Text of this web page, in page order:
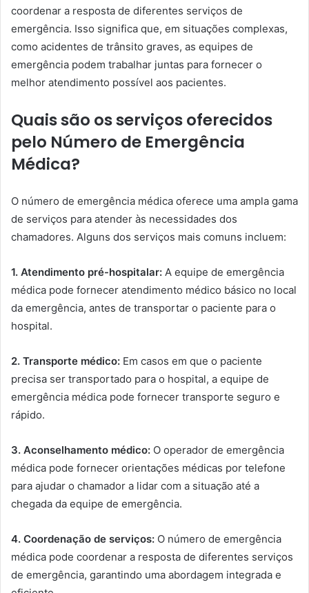
coordenar a resposta de diferentes serviços de
emergência. Isso significa que, em situações complexas,
como acidentes de trânsito graves, as equipes de
emergência podem trabalhar juntas para fornecer o
melhor atendimento possível aos pacientes.
Quais são os serviços oferecidos
pelo Número de Emergência
Médica?
O número de emergência médica oferece uma ampla gama
de serviços para atender às necessidades dos
chamadores. Alguns dos serviços mais comuns incluem:
1. Atendimento pré-hospitalar: A equipe de emergência
médica pode fornecer atendimento médico básico no local
da emergência, antes de transportar o paciente para o
hospital.
2. Transporte médico: Em casos em que o paciente
precisa ser transportado para o hospital, a equipe de
emergência médica pode fornecer transporte seguro e
rápido.
3. Aconselhamento médico: O operador de emergência
médica pode fornecer orientações médicas por telefone
para ajudar o chamador a lidar com a situação até a
chegada da equipe de emergência.
4. Coordenação de serviços: O número de emergência
médica pode coordenar a resposta de diferentes serviços
de emergência, garantindo uma abordagem integrada e